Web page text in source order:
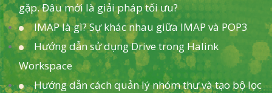
gặp. Đâu mới là giải pháp tối ưu?
IMAP là gì? Sự khác nhau giữa IMAP và POP3
Hướng dẫn sử dụng Drive trong Halink
Workspace
Hướng dẫn cách quản lý nhóm thư và tạo bộ lọc